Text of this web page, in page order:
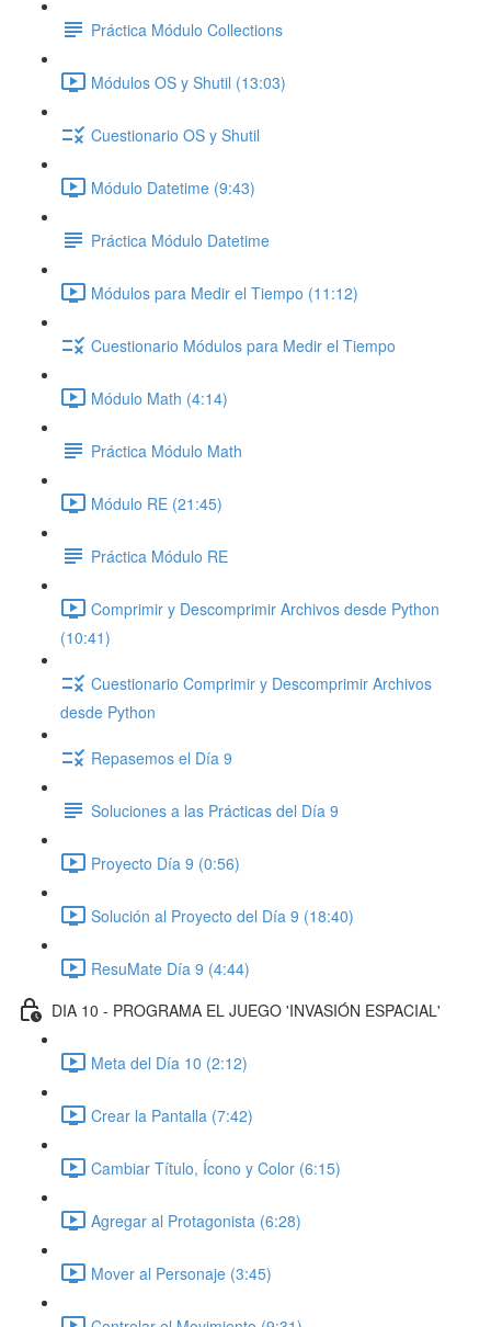
Práctica Módulo Collections
Módulos OS y Shutil (13:03)
Cuestionario OS y Shutil
Módulo Datetime (9:43)
Práctica Módulo Datetime
Módulos para Medir el Tiempo (11:12)
Cuestionario Módulos para Medir el Tiempo
Módulo Math (4:14)
Práctica Módulo Math
Módulo RE (21:45)
Práctica Módulo RE
Comprimir y Descomprimir Archivos desde Python
(10:41)
Cuestionario Comprimir y Descomprimir Archivos
desde Python
Repasemos el Día 9
Soluciones a las Prácticas del Día 9
Proyecto Día 9 (0:56)
Solución al Proyecto del Día 9 (18:40)
ResuMate Día 9 (4:44)
DIA 10 - PROGRAMA EL JUEGO 'INVASIÓN ESPACIAL'
Meta del Día 10 (2:12)
Crear la Pantalla (7:42)
Cambiar Título, Ícono y Color (6:15)
Agregar al Protagonista (6:28)
Mover al Personaje (3:45)